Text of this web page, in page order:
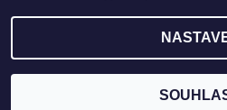
2026 ©HOKEJSPORT.CZ,
Vytvořil